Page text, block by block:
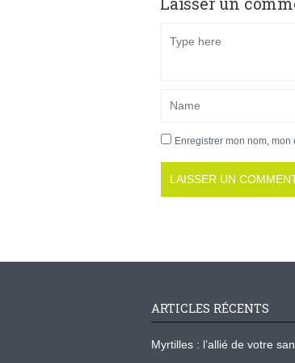
Enregistrer mon nom,
ARTICLES RÉCENTS
Myrtilles : l’allié de votre